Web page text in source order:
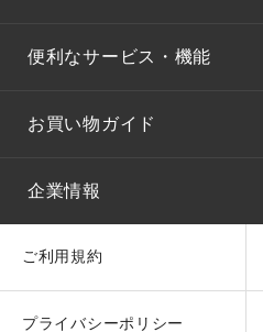
便利なサービス・機能
お買い物ガイド
企業情報
ご利用規約
プライバシーポリシー